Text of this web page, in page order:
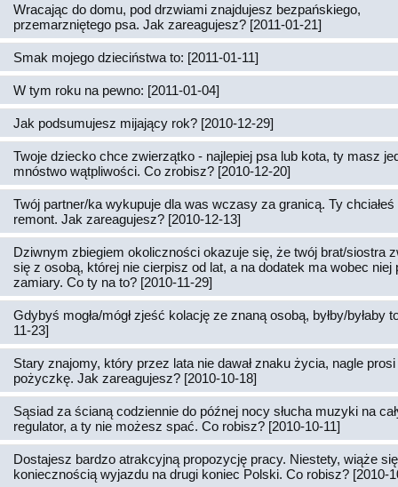
Wracając do domu, pod drzwiami znajdujesz bezpańskiego,
przemarzniętego psa. Jak zareagujesz? [2011-01-21]
Smak mojego dzieciństwa to: [2011-01-11]
W tym roku na pewno: [2011-01-04]
Jak podsumujesz mijający rok? [2010-12-29]
Twoje dziecko chce zwierzątko - najlepiej psa lub kota, ty masz
mnóstwo wątpliwości. Co zrobisz? [2010-12-20]
Twój partner/ka wykupuje dla was wczasy za granicą. Ty
remont. Jak zareagujesz? [2010-12-13]
Dziwnym zbiegiem okoliczności okazuje się, że twój brat/siostra
się z osobą, której nie cierpisz od lat, a na dodatek ma wobec niej
zamiary. Co ty na to? [2010-11-29]
Gdybyś mogła/mógł zjeść kolację ze znaną osobą, byłby/byłaby
11-23]
Stary znajomy, który przez lata nie dawał znaku życia, nagle
pożyczkę. Jak zareagujesz? [2010-10-18]
Sąsiad za ścianą codziennie do późnej nocy słucha muzyki na
regulator, a ty nie możesz spać. Co robisz? [2010-10-11]
Dostajesz bardzo atrakcyjną propozycję pracy. Niestety, wiąże
koniecznością wyjazdu na drugi koniec Polski. Co robisz? [2010-